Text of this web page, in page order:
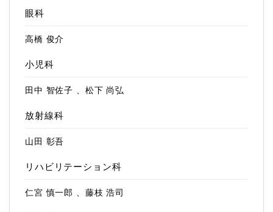
眼科
高橋 俊介
小児科
田中 智佐子 、松下 尚弘
放射線科
山田 彰吾
リハビリテーション科
仁宮 慎一郎 、藤枝 浩司